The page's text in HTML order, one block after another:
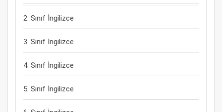
2. Sınıf İngilizce
3. Sınıf İngilizce
4. Sınıf İngilizce
5. Sınıf İngilizce